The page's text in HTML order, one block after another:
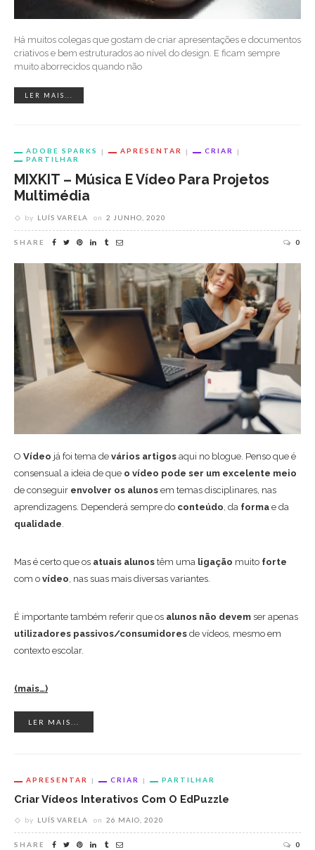
Há muitos colegas que gostam de criar apresentações e documentos
criativos e bem estruturados ao nível do design. E ficam sempre
muito aborrecidos quando não
LER MAIS...
ADOBE SPARKS APRESENTAR
CRIAR
PARTILHAR
MIXKIT – Música E Vídeo Para Projetos
Multimédia
by LUÍS VARELA on 2 JUNHO, 2020
SHARE 0
O Vídeo já foi tema de vários artigos aqui no blogue. Penso que é
consensual a ideia de que o vídeo pode ser um excelente meio
de conseguir envolver os alunos em temas disciplinares, nas
aprendizagens. Dependerá sempre do conteúdo , da forma e da
qualidade
Mas é certo que os atuais alunos têm uma ligação muito forte
com o vídeo , nas suas mais diversas variantes.
É importante também referir que os alunos não devem ser apenas
utilizadores passivos/consumidores de vídeos, mesmo em
contexto escolar.
(mais…)
LER MAIS...
APRESENTAR CRIAR PARTILHAR
Criar Vídeos Interativos Com O EdPuzzle
by LUÍS VARELA on 26 MAIO, 2020
SHARE 0